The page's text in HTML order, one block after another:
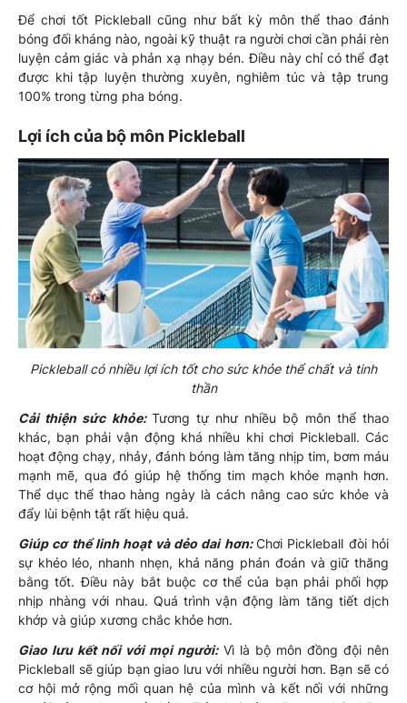
Để chơi tốt Pickleball cũng như bất kỳ môn thể thao đánh
bóng đối kháng nào, ngoài kỹ thuật ra người chơi cần phải rèn
luyện cảm giác và phản xạ nhạy bén. Điều này chỉ có thể đạt
được khi tập luyện thường xuyên, nghiêm túc và tập trung
100% trong từng pha bóng.
Lợi ích của bộ môn Pickleball
Pickleball có nhiều lợi ích tốt cho sức khỏe thể chất và tinh
thần
Cải thiện sức khỏe: Tương tự như nhiều bộ môn thể thao
khác, bạn phải vận động khá nhiều khi chơi Pickleball. Các
hoạt động chạy, nhảy, đánh bóng làm tăng nhịp tim, bơm máu
mạnh mẽ, qua đó giúp hệ thống tim mạch khỏe mạnh hơn.
Thể dục thể thao hàng ngày là cách nâng cao sức khỏe và
đẩy lùi bệnh tật rất hiệu quả.
Giúp cơ thể linh hoạt và dẻo dai hơn:Chơi Pickleball đòi hỏi
sự khéo léo, nhanh nhẹn, khả năng phán đoán và giữ thăng
bằng tốt. Điều này bắt buộc cơ thể của bạn phải phối hợp
nhịp nhàng với nhau. Quá trình vận động làm tăng tiết dịch
khớp và giúp xương chắc khỏe hơn.
Giao lưu kết nối với mọi người:Vì là bộ môn đồng đội nên
Pickleball sẽ giúp bạn giao lưu với nhiều người hơn. Bạn sẽ có
cơ hội mở rộng mối quan hệ của mình và kết nối với những